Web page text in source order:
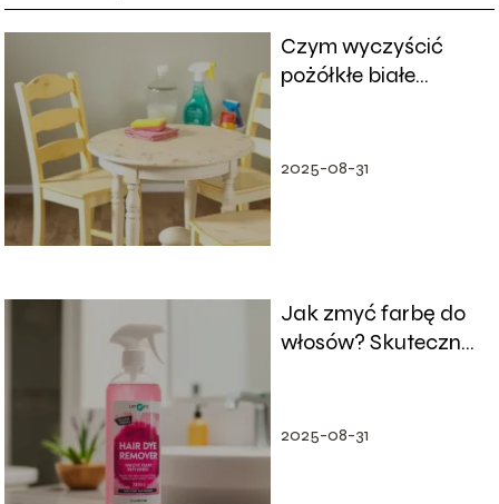
Czym wyczyścić
pożółkłe białe
2025-08-31
Jak zmyć farbę do
włosów? Skuteczne
2025-08-31